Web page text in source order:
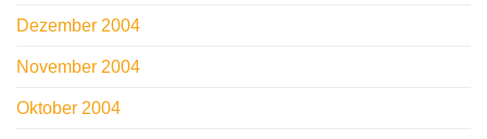
Dezember 2004
November 2004
Oktober 2004